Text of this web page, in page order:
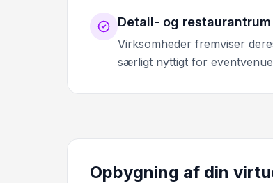
Detail- og restaurantrum
Virksomheder fremviser
særligt nyttigt for
Opbygning af din